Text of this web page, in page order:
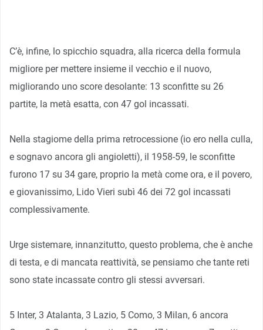
C’è, infine, lo spicchio squadra, alla ricerca della formula
migliore per mettere insieme il vecchio e il nuovo,
migliorando uno score desolante: 13 sconfitte su 26
partite, la metà esatta, con 47 gol incassati.
Nella stagiome della prima retrocessione (io ero nella culla,
e sognavo ancora gli angioletti), il 1958-59, le sconfitte
furono 17 su 34 gare, proprio la metà come ora, e il povero,
e giovanissimo, Lido Vieri subì 46 dei 72 gol incassati
complessivamente.
Urge sistemare, innanzitutto, questo problema, che è anche
di testa, e di mancata reattività, se pensiamo che tante reti
sono state incassate contro gli stessi avversari.
5 Inter, 3 Atalanta, 3 Lazio, 5 Como, 3 Milan, 6 ancora